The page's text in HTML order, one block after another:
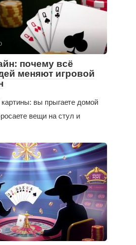
почему всё
меняют игровой
вы прыгаете домой
вещи на стул и